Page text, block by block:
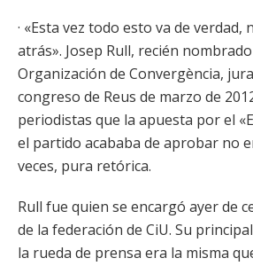
· «Esta vez todo esto va de verdad,
atrás». Josep Rull, recién
Organización de Convergència,
congreso de Reus de marzo de
periodistas que la apuesta por el
el partido acababa de aprobar no
veces, pura retórica.
Rull fue quien se encargó ayer de
de la federación de CiU. Su
la rueda de prensa era la misma